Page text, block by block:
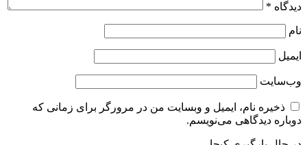
دیدگاه *
نام
ایمیل
وب‌سایت
ذخیره نام، ایمیل و وبسایت من در مرورگر برای زمانی که
دوباره دیدگاهی می‌نویسم.